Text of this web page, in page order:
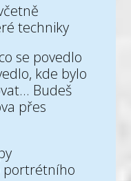
techniky
se povedlo
kde bylo
Budeš
přes
portrétního